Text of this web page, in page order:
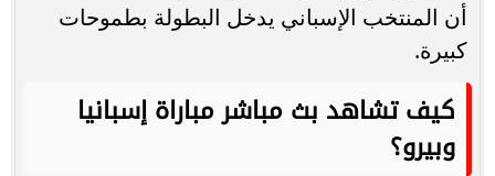
أن المنتخب الإسباني يدخل البطولة بطموحات
كبيرة.
كيف تشاهد بث مباشر مباراة إسبانيا
وبيرو؟